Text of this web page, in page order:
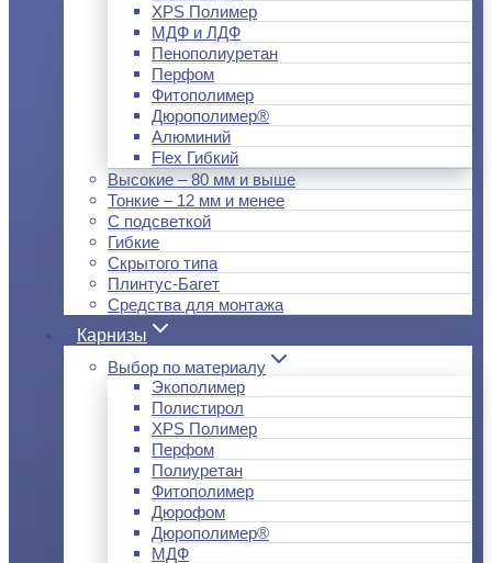
XPS Полимер
МДФ и ЛДФ
Пенополиуретан
Перфом
Фитополимер
Дюрополимер®
Алюминий
Flex Гибкий
Высокие – 80 мм и выше
Тонкие – 12 мм и менее
С подсветкой
Гибкие
Скрытого типа
Плинтус-Багет
Средства для монтажа
Карнизы
Выбор по материалу
Экополимер
Полистирол
XPS Полимер
Перфом
Полиуретан
Фитополимер
Дюрофом
Дюрополимер®
МДФ